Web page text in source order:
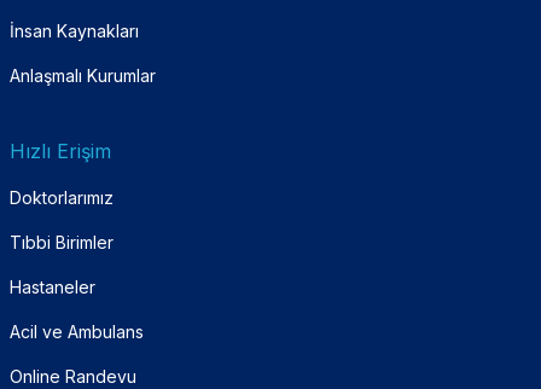
İnsan Kaynakları
Anlaşmalı Kurumlar
Hızlı Erişim
Doktorlarımız
Tıbbi Birimler
Hastaneler
Acil ve Ambulans
Online Randevu